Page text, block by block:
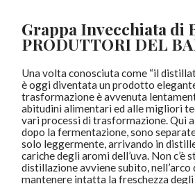
Grappa Invecchiata di
PRODUTTORI DEL
Una volta conosciuta come “il
è oggi diventata un prodotto
trasformazione è avvenuta
abitudini alimentari ed alle migliori
vari processi di trasformazione. Qui
dopo la fermentazione, sono
solo leggermente, arrivando in
cariche degli aromi dell’uva. Non c’è
distillazione avviene subito, nell’arco
mantenere intatta la freschezza